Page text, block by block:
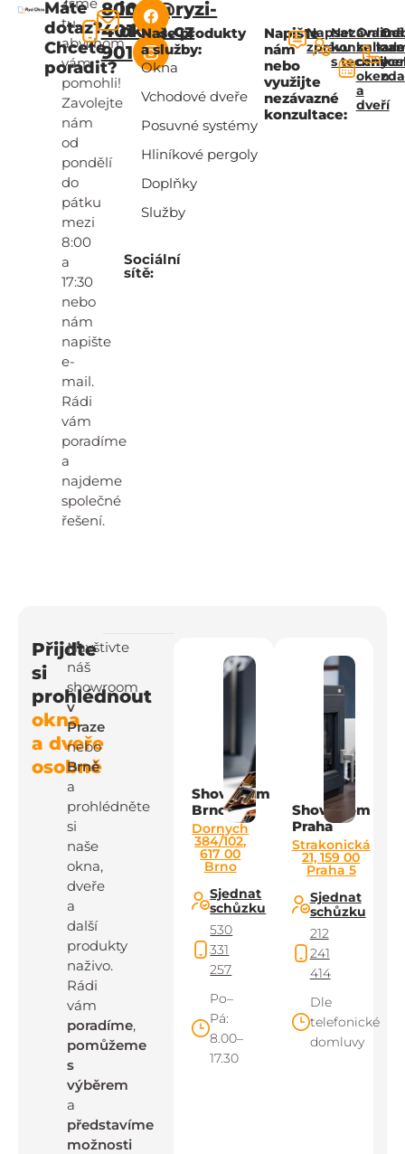
Máte
dotaz?
Chcete
poradit?
Jsme
tu,
abychom
vám
pomohli!
Zavolejte
nám
od
pondělí
do
pátku
mezi
8:00
a
17:30
nebo
nám
napište
e-
mail.
Rádi
vám
poradíme
a
najdeme
společné
řešení.
800
401
901
info@ryzi-
okna.cz
Sociální
sítě:
Naše produkty
a služby:
Okna
Vchodové dveře
Posuvné systémy
Hliníkové pergoly
Doplňky
Služby
Napište
nám
nebo
využijte
nezávazné
konzultace:
Napsat
zprávu
Nezávazná
konzultace
s
Online
ceny
oken
a
dveří
Přijďte
si
prohlédnout
okna
a dveře
osobně
Navštivte
náš
showroom
v
Praze
nebo
Brně
a
prohlédněte
si
naše
okna,
dveře
a
další
produkty
naživo.
Rádi
vám
poradíme,
pomůžeme
s
výběrem
a
představíme
možnosti
Showroom
Brno
Dornych
384/102,
617 00
Brno
Sjednat
schůzku
530
331
257
Po–
Pá:
8.00–
17.30
Showroom
Praha
Strakonická
21, 159 00
Praha 5
Sjednat
schůzku
212
241
414
Dle
telefonické
domluvy